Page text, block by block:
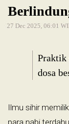
27 Dec 2025, 06:01
Praktik
dosa
Ilmu sihir